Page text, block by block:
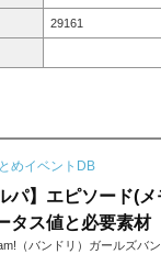
29161
めイベントDB
パ】エピソード(
タス値と必要素材
（バンドリ）ガールズバ